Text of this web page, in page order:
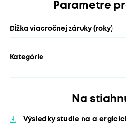
Parametre
Dĺžka viacročnej záruky (roky)
Kategórie
Na
Výsledky studie na